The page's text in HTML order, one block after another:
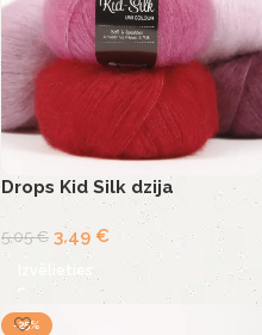
Drops Kid Silk dzija
5,05€ 3,49 €
-25%